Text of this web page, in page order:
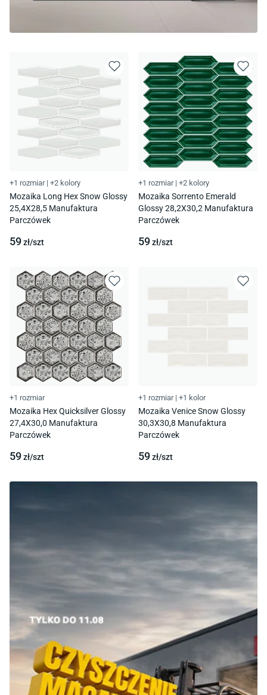
+1 rozmiar | +2 kolory
Mozaika Long Hex Snow Glossy
25,4X28,5 Manufaktura
Parczówek
59zł/szt
+1 rozmiar | +2 kolory
Mozaika Sorrento Emerald
Glossy 28,2X30,2 Manufaktura
Parczówek
59zł/szt
+1 rozmiar
Mozaika Hex Quicksilver Glossy
27,4X30,0 Manufaktura
Parczówek
59zł/szt
+1 rozmiar | +1 kolor
Mozaika Venice Snow Glossy
30,3X30,8 Manufaktura
Parczówek
59zł/szt